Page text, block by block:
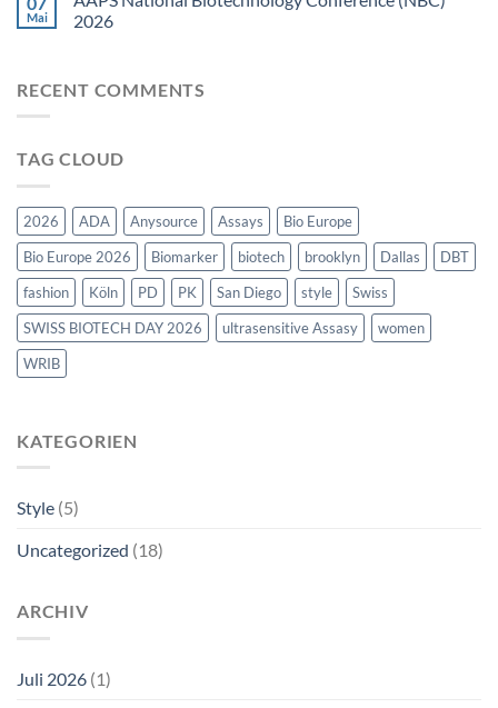
2026
Mai
2026
AAPS
National
2026
RECENT COMMENTS
TAG CLOUD
2026 ADA Anysource Assays
Bio Europe
Bio Europe 2026
Biomarker biotech brooklyn Dallas
DBT
fashion
Köln PD PK San Diego style
Swiss
SWISS BIOTECH DAY 2026
ultrasensitive Assasy
women
WRIB
KATEGORIEN
Style (5)
Uncategorized (18)
ARCHIV
Juli 2026 (1)